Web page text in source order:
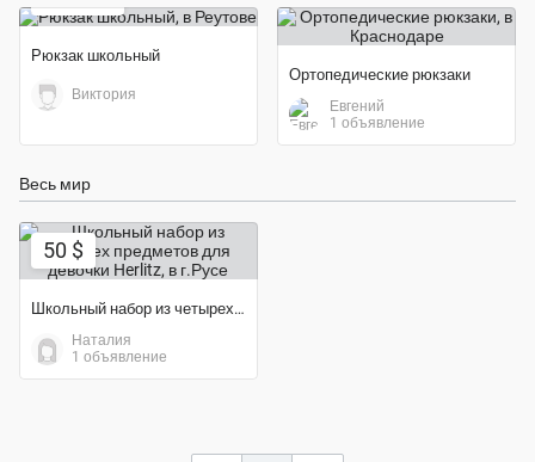
Рюкзак школьный
Виктория
Ортопедические рюкзаки
Евгений
1 объявление
Весь мир
50 $
Школьный набор из четырех предметов для девочки Herlitz
Наталия
1 объявление